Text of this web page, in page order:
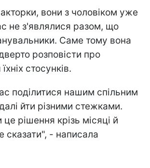
вони з чоловіком уже
не з'являлися разом, що
Саме тому вона
розповісти про
стосунків.
поділитися нашим спільним
йти різними стежками.
рішення крізь місяці й
сказати", - написала